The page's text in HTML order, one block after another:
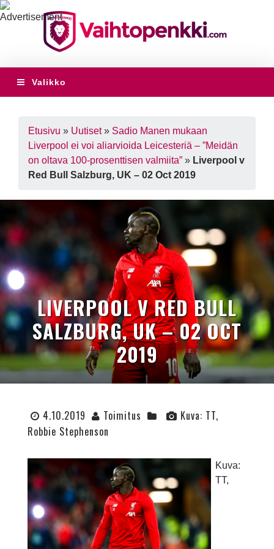
Valikko
Etusivu » Uutiset» Sadio Manen mukaan
Liverpool ei voi aliarvioida Leicesteriä – ”Meidän
on oltava 100-prosenttisen valmiita” » Liverpool v
Red Bull Salzburg, UK – 02 Oct 2019
LIVERPOOL V RED BULL
SALZBURG, UK – 02 OCT
2019
4.10.2019 Toimitus
Kuva: TT,
Robbie Stephenson
Kuva:
TT,